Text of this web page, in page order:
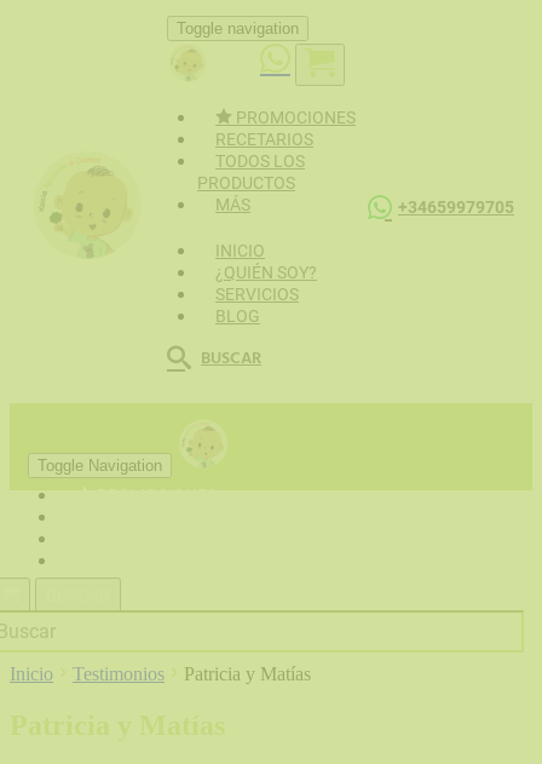
Toggle navigation
PROMOCIONES
RECETARIOS
TODOS LOS
PRODUCTOS
MÁS
INICIO
¿QUIÉN SOY?
SERVICIOS
BLOG
BUSCAR
+34659979705
Toggle Navigation
PROMOCIONES
Inicio Testimonios Patricia y Matías
Patricia y Matías